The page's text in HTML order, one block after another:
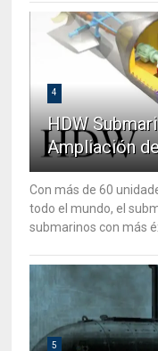
4
HDW
Ampliación
Con más de 60
todo el mundo, el
submarinos con más
5